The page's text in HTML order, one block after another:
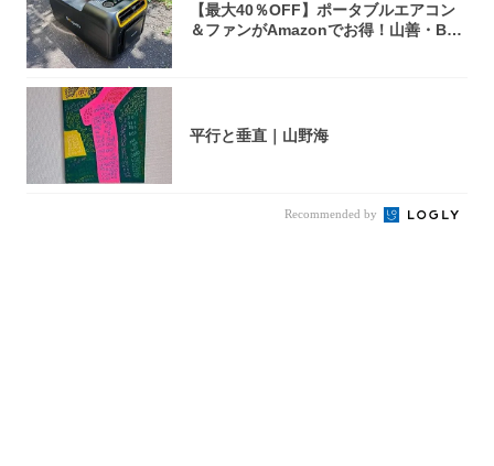
【最大40％OFF】ポータブルエアコン
＆ファンがAmazonでお得！山善・Bo
平行と垂直｜山野海
Recommended by